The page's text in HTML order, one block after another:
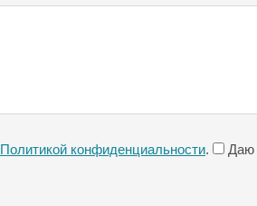
Политикой конфиденциальности. Даю